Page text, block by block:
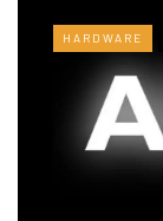
HARDWARE